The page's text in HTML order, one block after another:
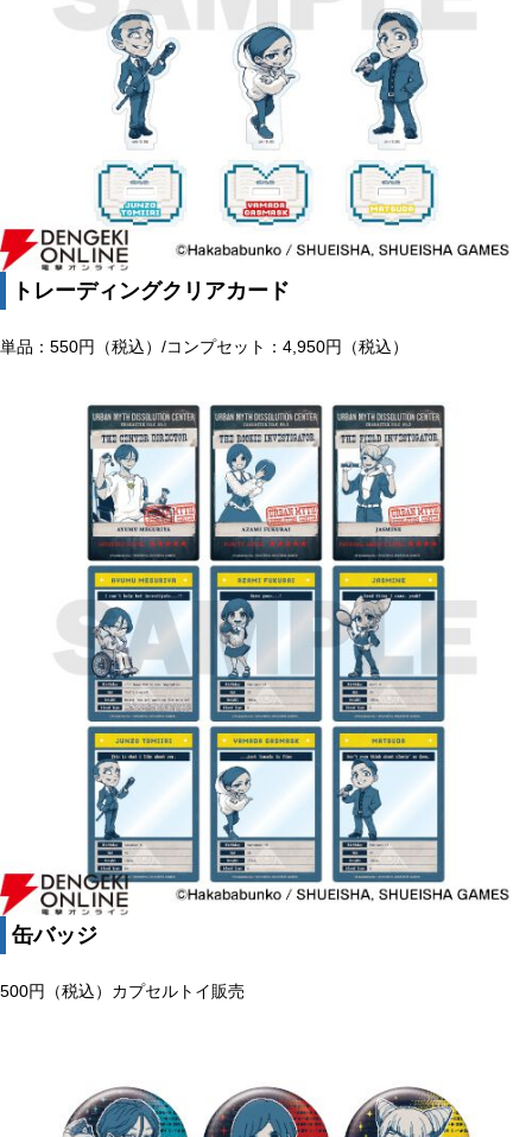
トレーディングクリアカード
単品：550円（税込）/コンプセット：4,950円（税込）
缶バッジ
500円（税込）カプセルトイ販売